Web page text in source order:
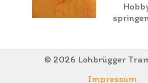
© 2026 Lohbrügger
Impressum